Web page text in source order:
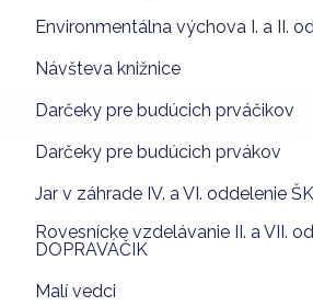
Environmentálna výchova I. a II.
Návšteva knižnice
Darčeky pre budúcich prváčikov
Darčeky pre budúcich prvákov
Jar v záhrade IV. a VI. oddelenie
Rovesnícke vzdelávanie II. a VII.
DOPRAVÁČIK
Malí vedci